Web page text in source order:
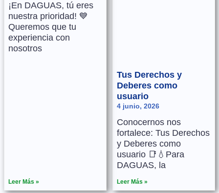
¡En DAGUAS, tú eres
nuestra prioridad! 💙
Queremos que tu
experiencia con
nosotros
Leer Más »
Tus Derechos y
Deberes como
usuario
4 junio, 2026
Conocernos nos
fortalece: Tus Derechos
y Deberes como
usuario 📑💧Para
DAGUAS, la
Leer Más »